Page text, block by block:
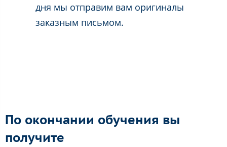
дня мы отправим вам оригиналы
заказным письмом.
По окончании обучения вы
получите